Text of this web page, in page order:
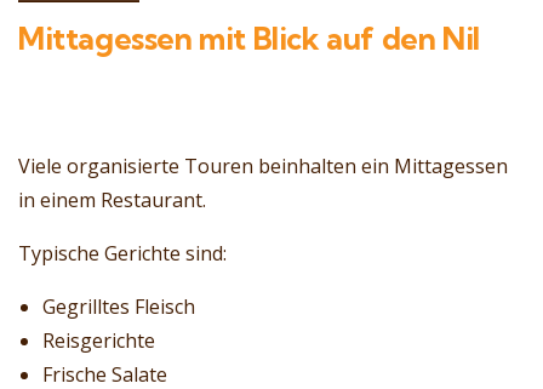
Mittagessen mit Blick auf den Nil
Viele organisierte Touren beinhalten ein Mittagessen
in einem Restaurant.
Typische Gerichte sind:
Gegrilltes Fleisch
Reisgerichte
Frische Salate